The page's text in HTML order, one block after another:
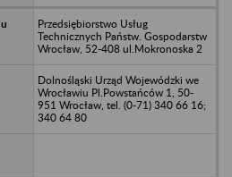
Przedsiębiorstwo Usług
Technicznych Państw. Gospodarstw
Wrocław, 52-408 ul.Mokronoska 2
Dolnośląski Urząd Wojewódzki we
Wrocławiu Pl.Powstańców 1, 50-
951 Wrocław, tel. (0-71) 340 66 16;
340 64 80